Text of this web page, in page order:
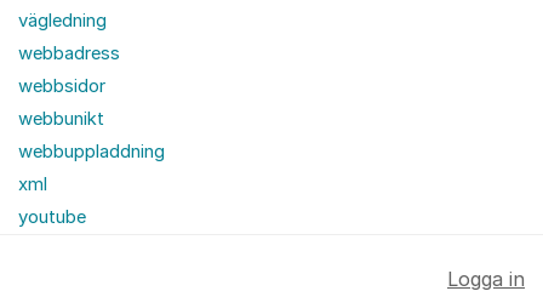
vägledning
webbadress
webbsidor
webbunikt
webbuppladdning
xml
youtube
Logga in